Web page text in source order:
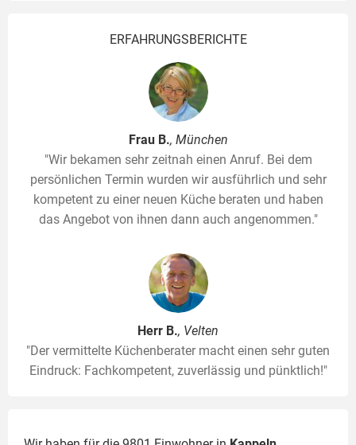
ERFAHRUNGSBERICHTE
Frau B., München
"Wir bekamen sehr zeitnah einen Anruf. Bei dem
persönlichen Termin wurden wir ausführlich und sehr
kompetent zu einer neuen Küche beraten und haben
das Angebot von ihnen dann auch angenommen."
Herr B., Velten
"Der vermittelte Küchenberater macht einen sehr guten
Eindruck: Fachkompetent, zuverlässig und pünktlich!"